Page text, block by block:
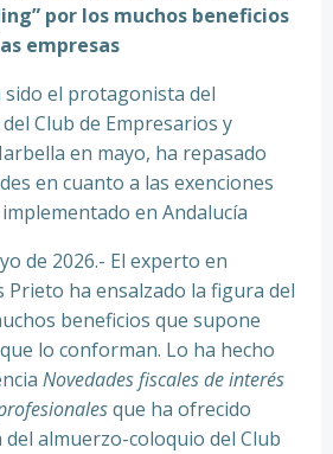
por los muchos beneficios
empresas
sido el protagonista del
Club de Empresarios y
en mayo, ha repasado
en cuanto a las exenciones
en Andalucía
de 2026.- El experto en
Prieto ha ensalzado la figura del
beneficios que supone
lo conforman. Lo ha hecho
Novedades fiscales de interés
que ha ofrecido
almuerzo-coloquio del Club